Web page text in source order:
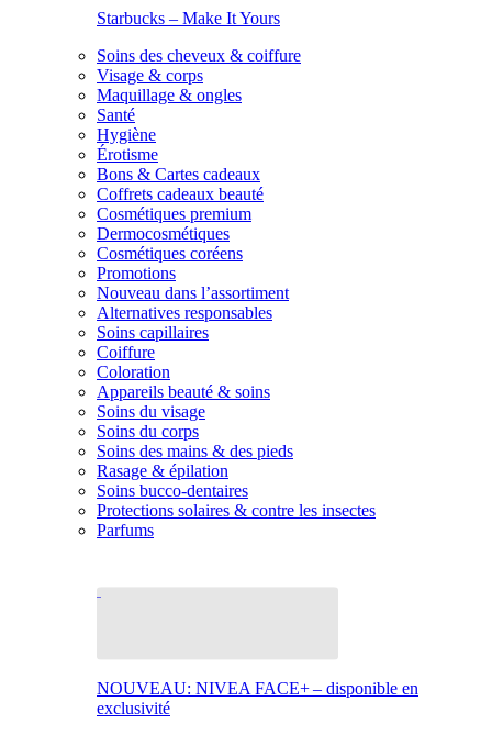
Starbucks – Make It Yours
Soins des cheveux & coiffure
Visage & corps
Maquillage & ongles
Santé
Hygiène
Érotisme
Bons & Cartes cadeaux
Coffrets cadeaux beauté
Cosmétiques premium
Dermocosmétiques
Cosmétiques coréens
Promotions
Nouveau dans l’assortiment
Alternatives responsables
Soins capillaires
Coiffure
Coloration
Appareils beauté & soins
Soins du visage
Soins du corps
Soins des mains & des pieds
Rasage & épilation
Soins bucco-dentaires
Protections solaires & contre les insectes
Parfums
NOUVEAU: NIVEA FACE+ – disponible en
exclusivité